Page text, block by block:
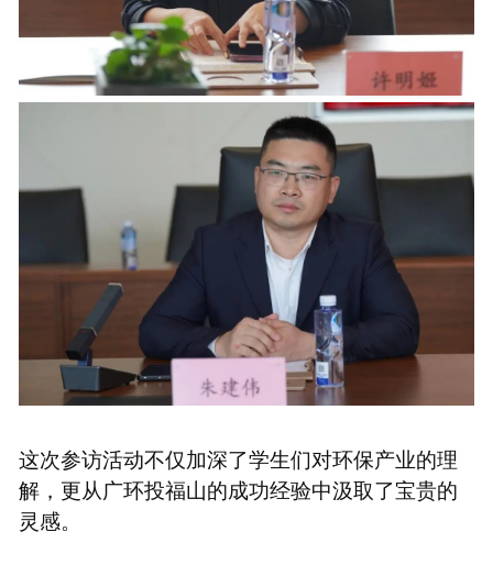
这次参访活动不仅加深了学生们对环保产业的理
解，更从广环投福山的成功经验中汲取了宝贵的
灵感。